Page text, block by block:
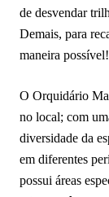
de desvendar
Demais, para
maneira possível!
O Orquidário
no local; com
diversidade da
em diferentes
possui áreas